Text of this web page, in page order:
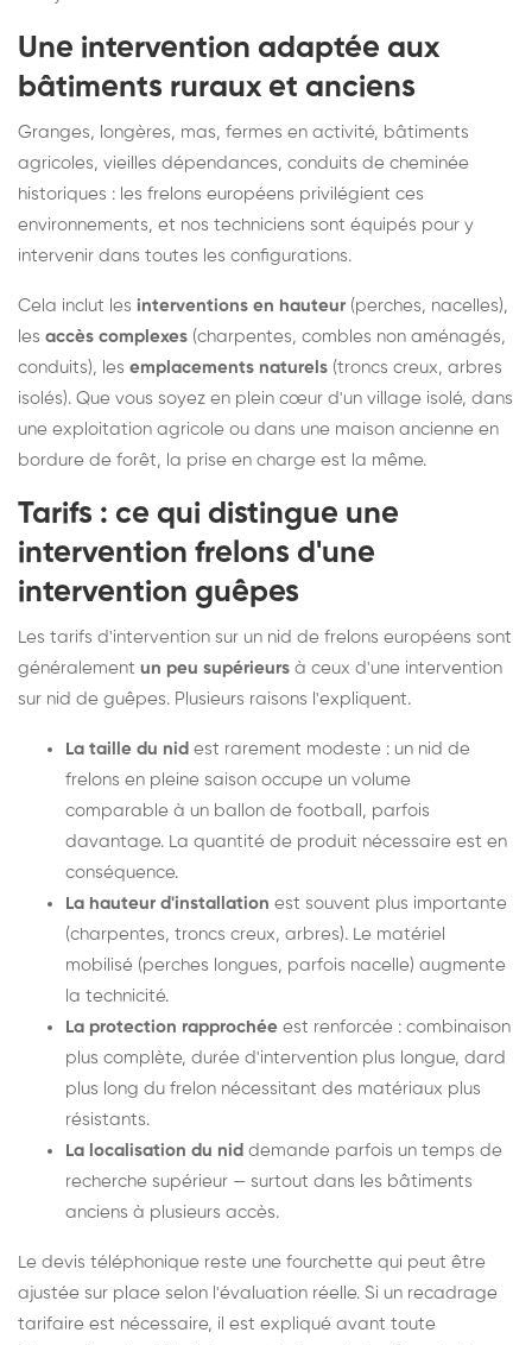
Une intervention adaptée aux
bâtiments ruraux et anciens
Granges, longères, mas, fermes en activité, bâtiments
agricoles, vieilles dépendances, conduits de cheminée
historiques : les frelons européens privilégient ces
environnements, et nos techniciens sont équipés pour y
intervenir dans toutes les configurations.
Cela inclut les interventions en hauteur (perches, nacelles),
les accès complexes (charpentes, combles non aménagés,
conduits), les emplacements naturels (troncs creux, arbres
isolés). Que vous soyez en plein cœur d'un village isolé, dans
une exploitation agricole ou dans une maison ancienne en
bordure de forêt, la prise en charge est la même.
Tarifs : ce qui distingue une
intervention frelons d'une
intervention guêpes
Les tarifs d'intervention sur un nid de frelons européens sont
généralement un peu supérieurs à ceux d'une intervention
sur nid de guêpes. Plusieurs raisons l'expliquent.
La taille du nid est rarement modeste : un nid de
frelons en pleine saison occupe un volume
comparable à un ballon de football, parfois
davantage. La quantité de produit nécessaire est en
conséquence.
La hauteur d'installation est souvent plus importante
(charpentes, troncs creux, arbres). Le matériel
mobilisé (perches longues, parfois nacelle) augmente
la technicité.
La protection rapprochée est renforcée : combinaison
plus complète, durée d'intervention plus longue, dard
plus long du frelon nécessitant des matériaux plus
résistants.
La localisation du nid demande parfois un temps de
recherche supérieur — surtout dans les bâtiments
anciens à plusieurs accès.
Le devis téléphonique reste une fourchette qui peut être
ajustée sur place selon l'évaluation réelle. Si un recadrage
tarifaire est nécessaire, il est expliqué avant toute